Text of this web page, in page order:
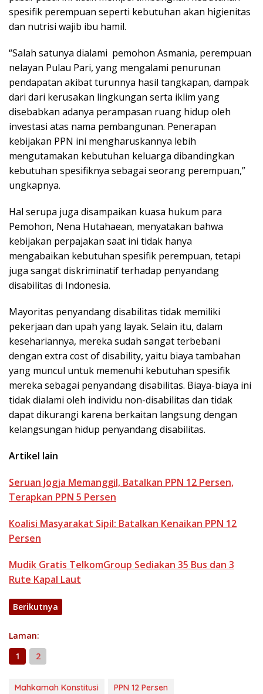
spesifik perempuan seperti kebutuhan akan higienitas
dan nutrisi wajib ibu hamil.
“Salah satunya dialami pemohon Asmania, perempuan
nelayan Pulau Pari, yang mengalami penurunan
pendapatan akibat turunnya hasil tangkapan, dampak
dari dari kerusakan lingkungan serta iklim yang
disebabkan adanya perampasan ruang hidup oleh
investasi atas nama pembangunan. Penerapan
kebijakan PPN ini mengharuskannya lebih
mengutamakan kebutuhan keluarga dibandingkan
kebutuhan spesifiknya sebagai seorang perempuan,”
ungkapnya.
Hal serupa juga disampaikan kuasa hukum para
Pemohon, Nena Hutahaean, menyatakan bahwa
kebijakan perpajakan saat ini tidak hanya
mengabaikan kebutuhan spesifik perempuan, tetapi
juga sangat diskriminatif terhadap penyandang
disabilitas di Indonesia.
Mayoritas penyandang disabilitas tidak memiliki
pekerjaan dan upah yang layak. Selain itu, dalam
kesehariannya, mereka sudah sangat terbebani
dengan extra cost of disability, yaitu biaya tambahan
yang muncul untuk memenuhi kebutuhan spesifik
mereka sebagai penyandang disabilitas. Biaya-biaya ini
tidak dialami oleh individu non-disabilitas dan tidak
dapat dikurangi karena berkaitan langsung dengan
kelangsungan hidup penyandang disabilitas.
Artikel lain
Seruan Jogja Memanggil, Batalkan PPN 12 Persen,
Terapkan PPN 5 Persen
Koalisi Masyarakat Sipil: Batalkan Kenaikan PPN 12
Persen
Mudik Gratis TelkomGroup Sediakan 35 Bus dan 3
Rute Kapal Laut
Berikutnya
Laman:
1
2
Mahkamah Konstitusi
PPN 12 Persen